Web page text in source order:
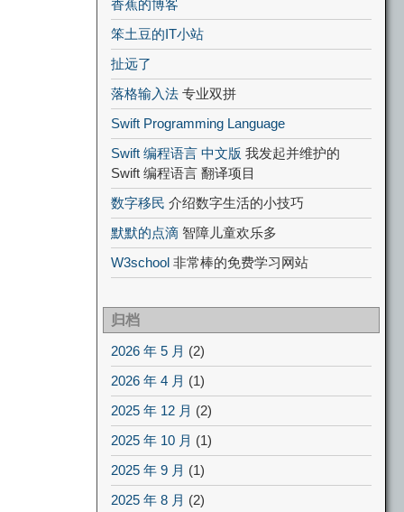
香蕉的博客
笨土豆的IT小站
扯远了
落格输入法 专业双拼
Swift Programming Language
Swift 编程语言 中文版 我发起并维护的
Swift 编程语言 翻译项目
数字移民 介绍数字生活的小技巧
默默的点滴 智障儿童欢乐多
W3school 非常棒的免费学习网站
归档
2026 年 5 月 (2)
2026 年 4 月 (1)
2025 年 12 月 (2)
2025 年 10 月 (1)
2025 年 9 月 (1)
2025 年 8 月 (2)